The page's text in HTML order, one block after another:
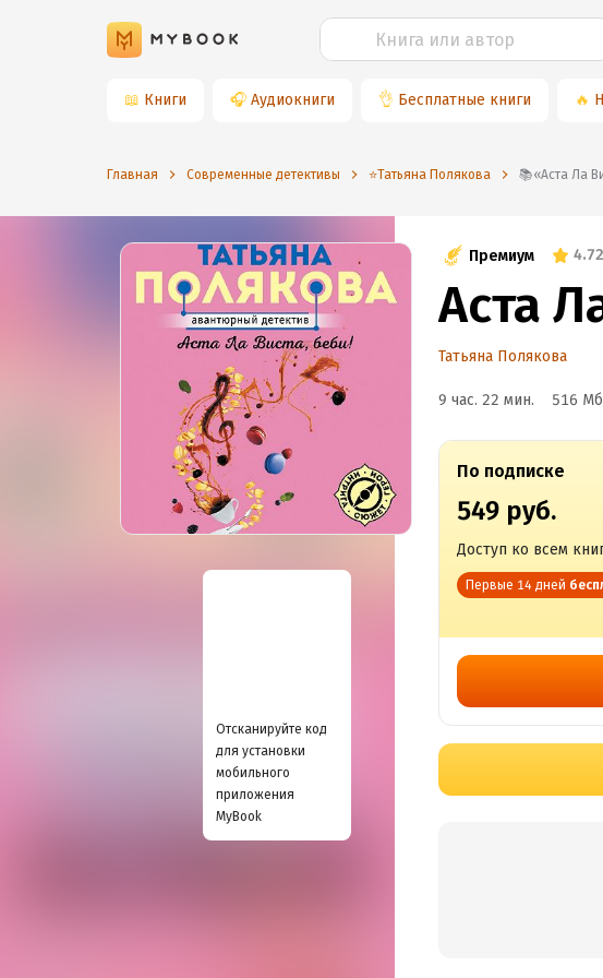
📖 Книги 🎧 Аудиокниги 👌 Бесплатные книги 🔥
Главная Современные детективы ⭐️Татьяна Полякова 📚«Аста Ла
Отсканируйте код
для установки
мобильного
приложения
MyBook
Премиум 4.72
Аста
Татьяна Полякова
9 час. 22 мин. 516
По подписке
549 руб.
Доступ ко всем
Первые 14 дней